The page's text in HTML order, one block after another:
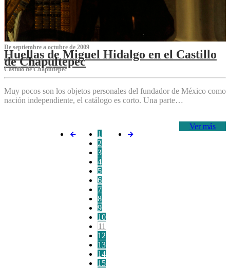
De septiembre a octubre de 2009
Huellas de Miguel Hidalgo en el Castillo
de Chapultepec
Castillo de Chapultepec
Muy pocos son los objetos personales del fundador de México como
nación independiente, el catálogo es corto. Una parte…
Ver más
1
2
3
4
5
6
7
8
9
10
11
12
13
14
15